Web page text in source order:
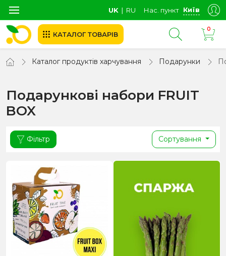
UK ∣ RU Нас. пункт Київ
КАТАЛОГ ТОВАРІВ
0
Каталог продуктів харчування Подарунки
Подарункові набори FRUIT
BOX
Фільтр Сортування